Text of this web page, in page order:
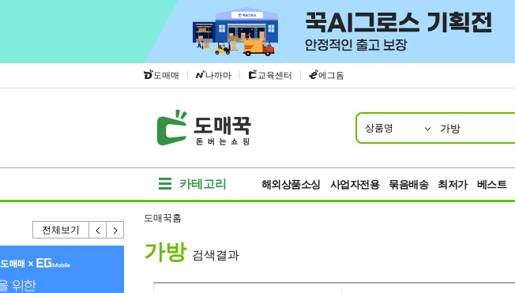
도매매 | 나까마 | 교육센터 | 에그돔
상품명
카테고리 해외상품소싱 사업자전용 묶음배송 최저가 베스트
전체보기
도매꾹홈
가방 검색결과